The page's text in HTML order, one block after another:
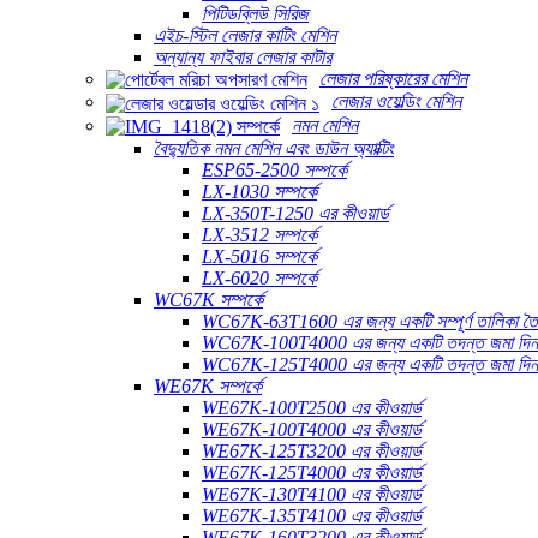
পিটিডব্লিউ সিরিজ
এইচ-স্টিল লেজার কাটিং মেশিন
অন্যান্য ফাইবার লেজার কাটার
লেজার পরিষ্কারের মেশিন
লেজার ওয়েল্ডিং মেশিন
নমন মেশিন
বৈদ্যুতিক নমন মেশিন এবং ডাউন অ্যাক্টিং
ESP65-2500 সম্পর্কে
LX-1030 সম্পর্কে
LX-350T-1250 এর কীওয়ার্ড
LX-3512 সম্পর্কে
LX-5016 সম্পর্কে
LX-6020 সম্পর্কে
WC67K সম্পর্কে
WC67K-63T1600 এর জন্য একটি সম্পূর্ণ তালিকা
WC67K-100T4000 এর জন্য একটি তদন্ত জমা
WC67K-125T4000 এর জন্য একটি তদন্ত জমা
WE67K সম্পর্কে
WE67K-100T2500 এর কীওয়ার্ড
WE67K-100T4000 এর কীওয়ার্ড
WE67K-125T3200 এর কীওয়ার্ড
WE67K-125T4000 এর কীওয়ার্ড
WE67K-130T4100 এর কীওয়ার্ড
WE67K-135T4100 এর কীওয়ার্ড